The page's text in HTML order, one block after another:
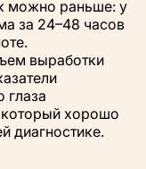
можно раньше: у
за 24–48 часов
выработки
глаза
который хорошо
диагностике.